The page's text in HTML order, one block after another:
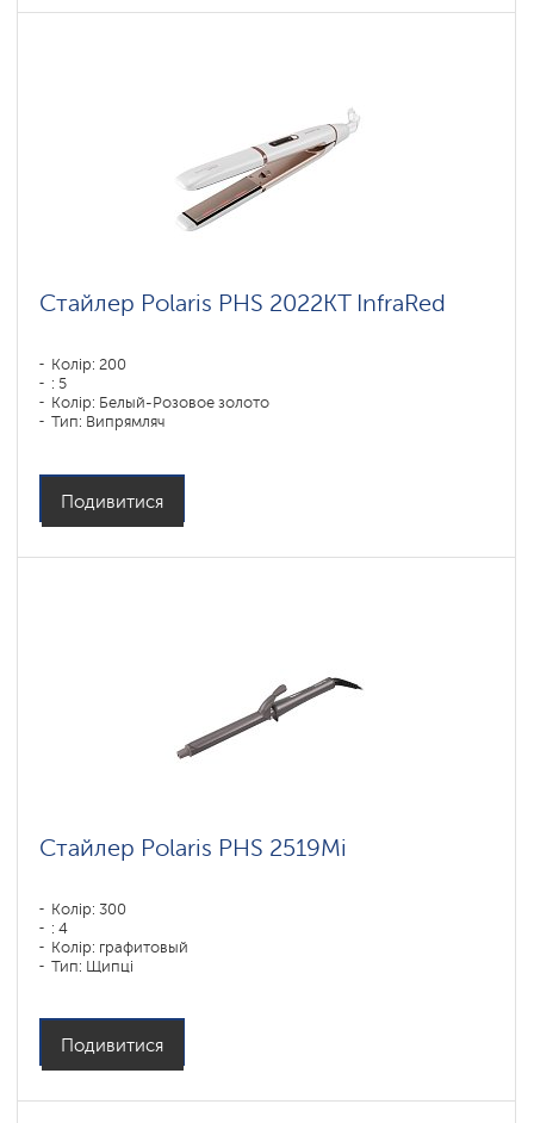
Стайлер Polaris PHS 2022KT InfraRed
Колір: 200
: 5
Колір: Белый-Розовое золото
Тип: Випрямляч
Подивитися
Стайлер Polaris PHS 2519Mi
Колір: 300
: 4
Колір: графитовый
Тип: Щипці
Подивитися